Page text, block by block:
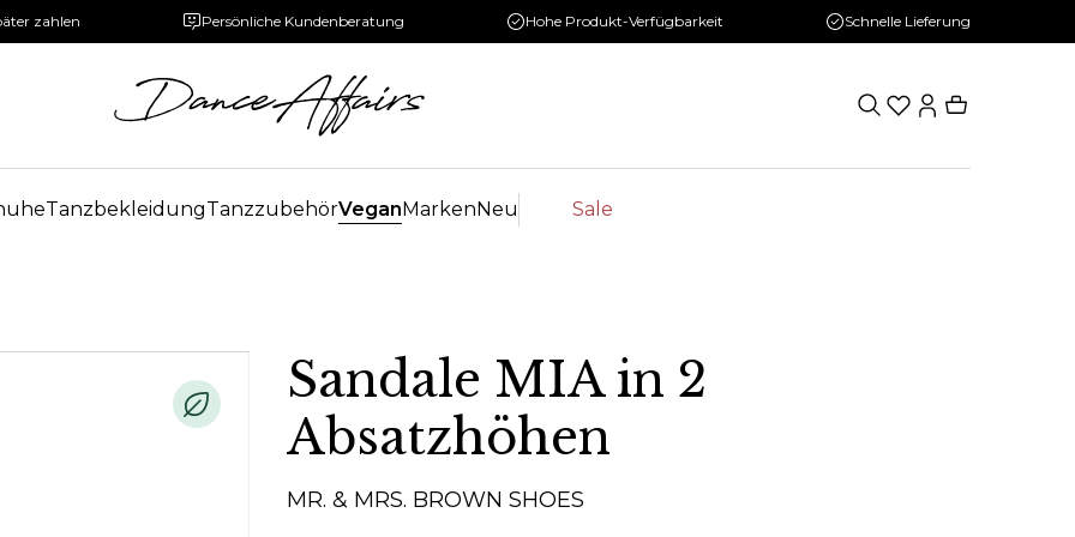
zahlen Persönliche Kundenberatung Hohe Produkt-Verfügbarkeit Schnelle Lieferung
TanzbekleidungTanzzubehörVeganMarkenNeu Sale
Sandale MIA in 2
Absatzhöhen
MR. & MRS. BROWN SHOES